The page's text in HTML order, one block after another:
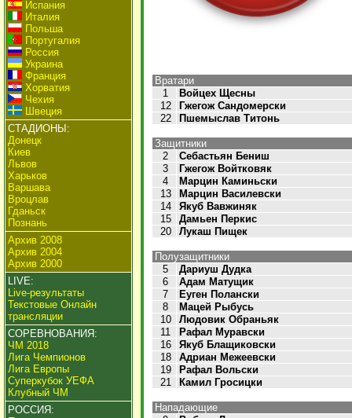
Испания
Италия
Польша
Португалия
Россия
Украина
Франция
Хорватия
Чехия
Швеция
СТАДИОНЫ:
Донецк
Киев
Львов
Харьков
Варшава
Вроцлав
Гданьск
Познань
Архив 2008
Архив 2004
Архив 2000
LIVE:
Live-результаты
Текстовые Онлайн
трансляции
СОРЕВНОВАНИЯ:
ЧМ 2018
Лига Чемпионов
Лига Европы
Суперкубок УЕФА
Клубный ЧМ
РОССИЯ:
Вратари
1
Войцех Щесны
12
Гжегож Сандомерски
22
Пшемыслав Титонь
Защитники
2
Себастьян Бениш
3
Гжегож Войтковяк
4
Марцин Каминьски
13
Марцин Василевски
14
Якуб Вавжиняк
15
Дамьен Перкис
20
Лукаш Пищек
Полузащитники
5
Дариуш Дудка
6
Адам Матущик
7
Еуген Полански
8
Мацей Рыбусь
10
Людовик Обраньяк
11
Рафал Муравски
16
Якуб Блащиковски
18
Адриан Межеевски
19
Рафал Вольски
21
Камил Гросицки
Нападающие